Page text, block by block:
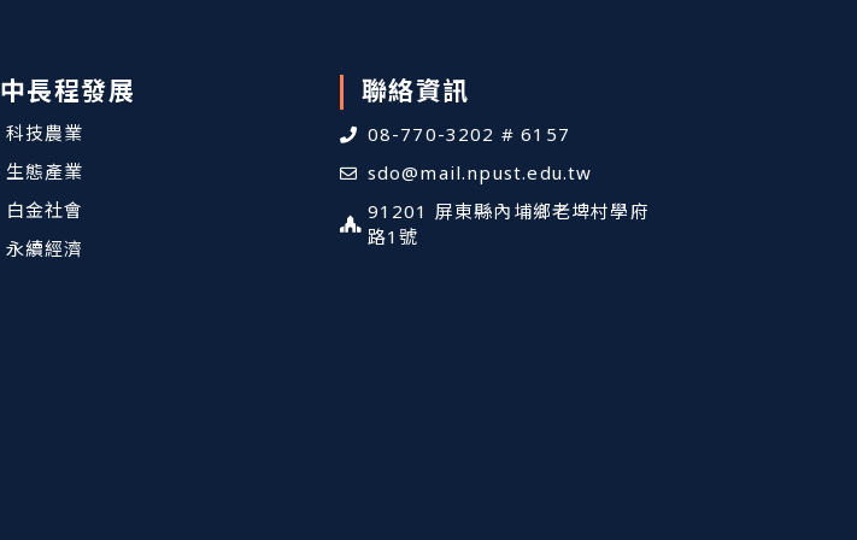
中長程發展
科技農業
生態產業
白金社會
永續經濟
聯絡資訊
08-770-3202 # 6157
sdo@mail.npust.edu.tw
91201 屏東縣內埔鄉老埤村學府
路1號